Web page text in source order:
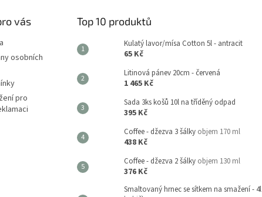
vás
osobních
pro
Top 10 produktů
Kulatý lavor/mísa Cotton 5l - antracit
65 Kč
Litinová pánev 20cm - červená
1 465 Kč
Sada 3ks košů 10l na tříděný odpad
395 Kč
Coffee - džezva 3 šálky objem 170 ml
438 Kč
Coffee - džezva 2 šálky objem 130 ml
376 Kč
Smaltovaný hrnec se sítkem na smažení - 4l